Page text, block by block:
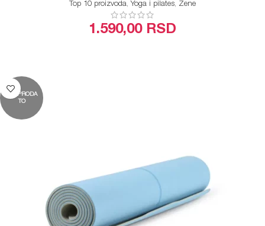
Top 10 proizvoda, Yoga i pilates, Žene
1.590,00 RSD
RASPRODA
TO